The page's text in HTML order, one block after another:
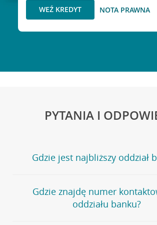
WEŹ KREDYT NOTA PRAWNA
PYTANIA I
Gdzie jest najbliższy oddział
Jeśli szukasz oddziału naszego banku,
stronęPlacówki i bankomaty, na której
wygodna wyszukiwarka.
Gdzie znajdę numer
oddziału banku?